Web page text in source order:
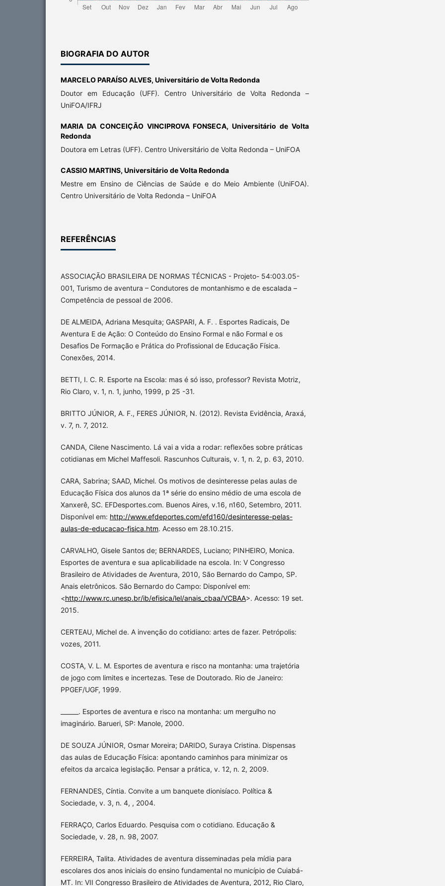
BIOGRAFIA DO AUTOR
MARCELO PARAÍSO ALVES, Universitário de Volta Redonda
Doutor em Educação (UFF). Centro Universitário de Volta Redonda –
UniFOA/IFRJ
MARIA DA CONCEIÇÃO VINCIPROVA FONSECA,Universitário de Volta
Redonda
Doutora em Letras (UFF). Centro Universitário de Volta Redonda – UniFOA
CASSIO MARTINS, Universitário de Volta Redonda
Mestre em Ensino de Ciências de Saúde e do Meio Ambiente (UniFOA).
Centro Universitário de Volta Redonda – UniFOA
REFERÊNCIAS
ASSOCIAÇÃO BRASILEIRA DE NORMAS TÉCNICAS - Projeto- 54:003.05-
001, Turismo de aventura – Condutores de montanhismo e de escalada –
Competência de pessoal de 2006.
DE ALMEIDA, Adriana Mesquita; GASPARI, A. F. . Esportes Radicais, De
Aventura E de Ação: O Conteúdo do Ensino Formal e não Formal e os
Desafios De Formação e Prática do Profissional de Educação Física.
Conexões, 2014.
BETTI, I. C. R. Esporte na Escola: mas é só isso, professor? Revista Motriz,
Rio Claro, v. 1, n. 1, junho, 1999, p 25 -31.
BRITTO JÚNIOR, A. F., FERES JÚNIOR, N. (2012). Revista Evidência, Araxá,
v. 7, n. 7, 2012.
CANDA, Cilene Nascimento. Lá vai a vida a rodar: reflexões sobre práticas
cotidianas em Michel Maffesoli. Rascunhos Culturais, v. 1, n. 2, p. 63, 2010.
CARA, Sabrina; SAAD, Michel. Os motivos de desinteresse pelas aulas de
Educação Física dos alunos da 1ª série do ensino médio de uma escola de
Xanxerê, SC. EFDesportes.com. Buenos Aires, v.16, n160, Setembro, 2011.
Disponível em: http://www.efdeportes.com/efd160/desinteresse-pelas-
aulas-de-educacao-fisica.htm. Acesso em 28.10.215.
CARVALHO, Gisele Santos de; BERNARDES, Luciano; PINHEIRO, Monica.
Esportes de aventura e sua aplicabilidade na escola. In: V Congresso
Brasileiro de Atividades de Aventura, 2010, São Bernardo do Campo, SP.
Anais eletrônicos. São Bernardo do Campo: Disponível em:
<http://www.rc.unesp.br/ib/efisica/lel/anais_cbaa/VCBAA>. Acesso: 19 set.
2015.
CERTEAU, Michel de. A invenção do cotidiano: artes de fazer. Petrópolis:
vozes, 2011.
COSTA, V. L. M. Esportes de aventura e risco na montanha: uma trajetória
de jogo com limites e incertezas. Tese de Doutorado. Rio de Janeiro:
PPGEF/UGF, 1999.
______. Esportes de aventura e risco na montanha: um mergulho no
imaginário. Barueri, SP: Manole, 2000.
DE SOUZA JÚNIOR, Osmar Moreira; DARIDO, Suraya Cristina. Dispensas
das aulas de Educação Física: apontando caminhos para minimizar os
efeitos da arcaica legislação. Pensar a prática, v. 12, n. 2, 2009.
FERNANDES, Cíntia. Convite a um banquete dionisíaco. Política &
Sociedade, v. 3, n. 4, , 2004.
FERRAÇO, Carlos Eduardo. Pesquisa com o cotidiano. Educação &
Sociedade, v. 28, n. 98, 2007.
FERREIRA, Talita. Atividades de aventura disseminadas pela mídia para
escolares dos anos iniciais do ensino fundamental no município de Cuiabá-
MT. In: VII Congresso Brasileiro de Atividades de Aventura, 2012, Rio Claro,